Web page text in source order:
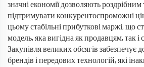
значні економії дозволяють
підтримувати конкурентоспроможні
цьому стабільні прибуткові маржі, що
модель, яка вигідна як продавцям, так і
Закупівля великих обсягів забезпечує
брендів і передових технологій, які